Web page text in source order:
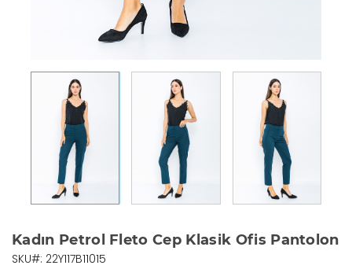
Kadın Petrol Fleto Cep Klasik Ofis Pantolon
SKU#: 22Y117B11015